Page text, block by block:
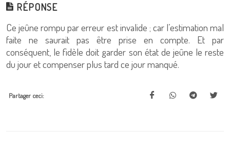
RÉPONSE
Ce jeûne rompu par erreur est invalide ; car l’estimation mal
faite ne saurait pas être prise en compte. Et par
conséquent, le fidèle doit garder son état de jeûne le reste
du jour et compenser plus tard ce jour manqué.
Partager ceci: